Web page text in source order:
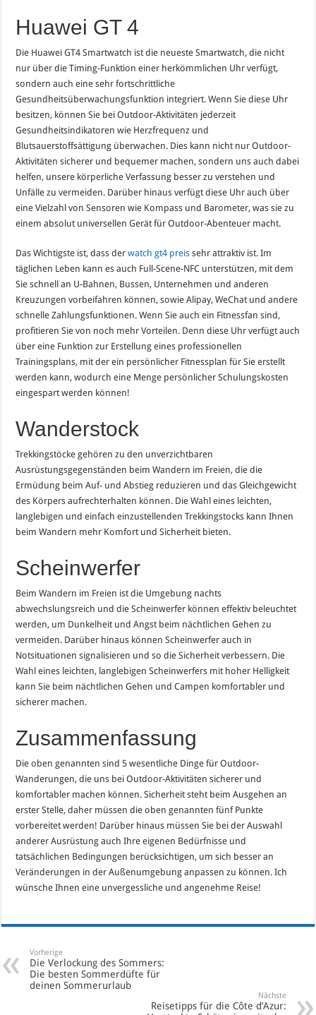
Huawei GT 4
Die Huawei GT4 Smartwatch ist die neueste Smartwatch, die nicht
nur über die Timing-Funktion einer herkömmlichen Uhr verfügt,
sondern auch eine sehr fortschrittliche
Gesundheitsüberwachungsfunktion integriert. Wenn Sie diese Uhr
besitzen, können Sie bei Outdoor-Aktivitäten jederzeit
Gesundheitsindikatoren wie Herzfrequenz und
Blutsauerstoffsättigung überwachen. Dies kann nicht nur Outdoor-
Aktivitäten sicherer und bequemer machen, sondern uns auch dabei
helfen, unsere körperliche Verfassung besser zu verstehen und
Unfälle zu vermeiden. Darüber hinaus verfügt diese Uhr auch über
eine Vielzahl von Sensoren wie Kompass und Barometer, was sie zu
einem absolut universellen Gerät für Outdoor-Abenteuer macht.
Das Wichtigste ist, dass derwatch gt4 preis sehr attraktiv ist. Im
täglichen Leben kann es auch Full-Scene-NFC unterstützen, mit dem
Sie schnell an U-Bahnen, Bussen, Unternehmen und anderen
Kreuzungen vorbeifahren können, sowie Alipay, WeChat und andere
schnelle Zahlungsfunktionen. Wenn Sie auch ein Fitnessfan sind,
profitieren Sie von noch mehr Vorteilen. Denn diese Uhr verfügt auch
über eine Funktion zur Erstellung eines professionellen
Trainingsplans, mit der ein persönlicher Fitnessplan für Sie erstellt
werden kann, wodurch eine Menge persönlicher Schulungskosten
eingespart werden können!
Wanderstock
Trekkingstöcke gehören zu den unverzichtbaren
Ausrüstungsgegenständen beim Wandern im Freien, die die
Ermüdung beim Auf- und Abstieg reduzieren und das Gleichgewicht
des Körpers aufrechterhalten können. Die Wahl eines leichten,
langlebigen und einfach einzustellenden Trekkingstocks kann Ihnen
beim Wandern mehr Komfort und Sicherheit bieten.
Scheinwerfer
Beim Wandern im Freien ist die Umgebung nachts
abwechslungsreich und die Scheinwerfer können effektiv beleuchtet
werden, um Dunkelheit und Angst beim nächtlichen Gehen zu
vermeiden. Darüber hinaus können Scheinwerfer auch in
Notsituationen signalisieren und so die Sicherheit verbessern. Die
Wahl eines leichten, langlebigen Scheinwerfers mit hoher Helligkeit
kann Sie beim nächtlichen Gehen und Campen komfortabler und
sicherer machen.
Zusammenfassung
Die oben genannten sind 5 wesentliche Dinge für Outdoor-
Wanderungen, die uns bei Outdoor-Aktivitäten sicherer und
komfortabler machen können. Sicherheit steht beim Ausgehen an
erster Stelle, daher müssen die oben genannten fünf Punkte
vorbereitet werden! Darüber hinaus müssen Sie bei der Auswahl
anderer Ausrüstung auch Ihre eigenen Bedürfnisse und
tatsächlichen Bedingungen berücksichtigen, um sich besser an
Veränderungen in der Außenumgebung anpassen zu können. Ich
wünsche Ihnen eine unvergessliche und angenehme Reise!
Vorherige
Die Verlockung des Sommers:
Die besten Sommerdüfte für
deinen Sommerurlaub
Nächste
Reisetipps für die Côte d’Azur: